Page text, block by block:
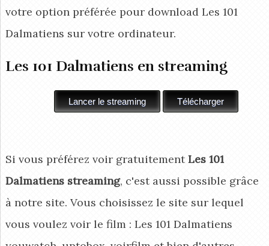
votre option préférée pour download Les 101
Dalmatiens sur votre ordinateur.
Les 101 Dalmatiens en streaming
Si vous préférez voir gratuitementLes 101
Dalmatiens streaming, c'est aussi possible grâce
à notre site. Vous choisissez le site sur lequel
vous voulez voir le film : Les 101 Dalmatiens